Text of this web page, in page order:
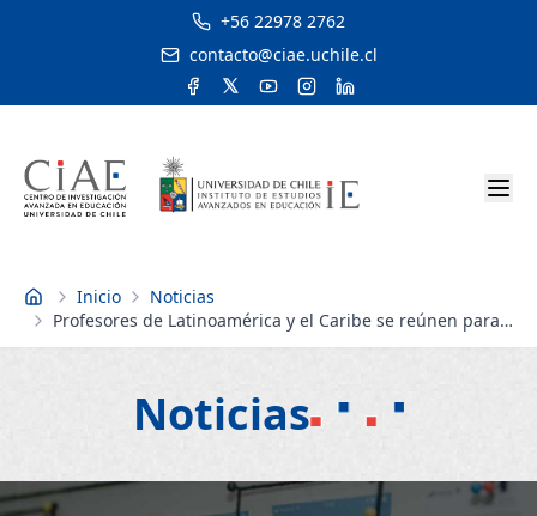
+56 22978 2762
contacto@ciae.uchile.cl
Inicio Inicio
Noticias
Profesores de Latinoamérica y el Caribe se reúnen para
celebrar los 5 años de Escuelas Chile
Noticias